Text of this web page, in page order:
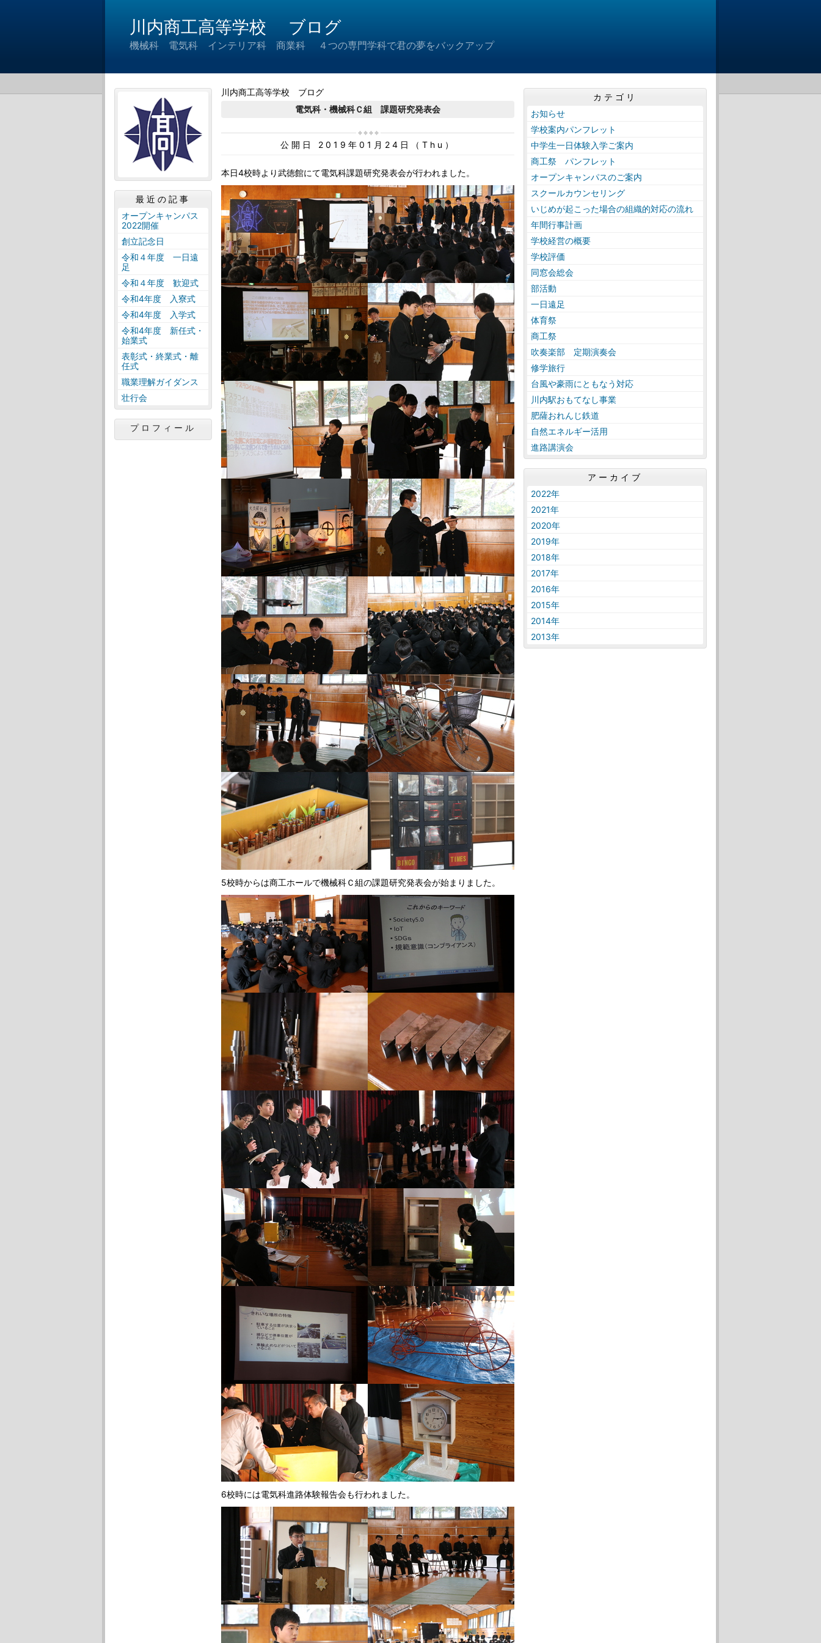
川内商工高等学校 ブログ
機械科 電気科 インテリア科 商業科 ４つの専門学科で君の夢をバックアップ
川内商工高等学校 ブログ
電気科・機械科Ｃ組 課題研究発表会
公開日 2019年01月24日（Thu）
本日4校時より武徳館にて電気科課題研究発表会が行われました。
5校時からは商工ホールで機械科Ｃ組の課題研究発表会が始まりました。
6校時には電気科進路体験報告会も行われました。
最近の記事
オープンキャンパス
2022開催
創立記念日
令和４年度 一日遠
足
令和４年度 歓迎式
令和4年度 入寮式
令和4年度 入学式
令和4年度 新任式・
始業式
表彰式・終業式・離
任式
職業理解ガイダンス
壮行会
プロフィール
カテゴリ
お知らせ
学校案内パンフレット
中学生一日体験入学ご案内
商工祭 パンフレット
オープンキャンパスのご案内
スクールカウンセリング
いじめが起こった場合の組織的対応の流れ
年間行事計画
学校経営の概要
学校評価
同窓会総会
部活動
一日遠足
体育祭
商工祭
吹奏楽部 定期演奏会
修学旅行
台風や豪雨にともなう対応
川内駅おもてなし事業
肥薩おれんじ鉄道
自然エネルギー活用
進路講演会
アーカイブ
2022年
2021年
2020年
2019年
2018年
2017年
2016年
2015年
2014年
2013年